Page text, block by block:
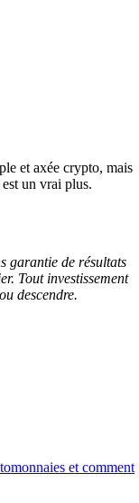
et axée crypto, mais
un vrai plus.
garantie de résultats
Tout investissement
descendre.
et comment